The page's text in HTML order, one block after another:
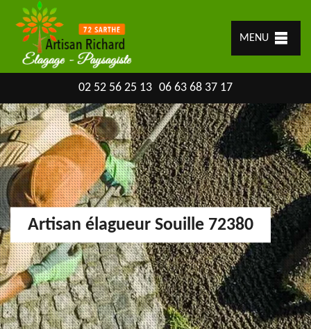
MENU
02 52 56 25 13 06 63 68 37 17
Artisan élagueur Souille 72380